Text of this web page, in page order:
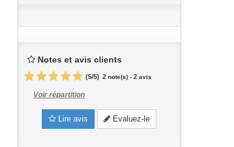
Notes et avis clients
(5/5) 2note(s) - 2avis
Voir répartition
Lire avis Evaluez-le